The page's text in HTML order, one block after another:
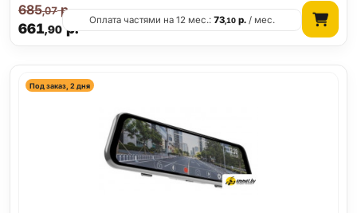
661,90р.
685,07р.
Оплата частями на 12 мес.:73,10 р. / мес.
Под заказ, 2 дня